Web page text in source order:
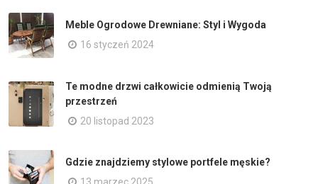
Meble Ogrodowe Drewniane: Styl i Wygoda
16 styczeń 2024
Te modne drzwi całkowicie odmienią Twoją
przestrzeń
20 listopad 2023
Gdzie znajdziemy stylowe portfele męskie?